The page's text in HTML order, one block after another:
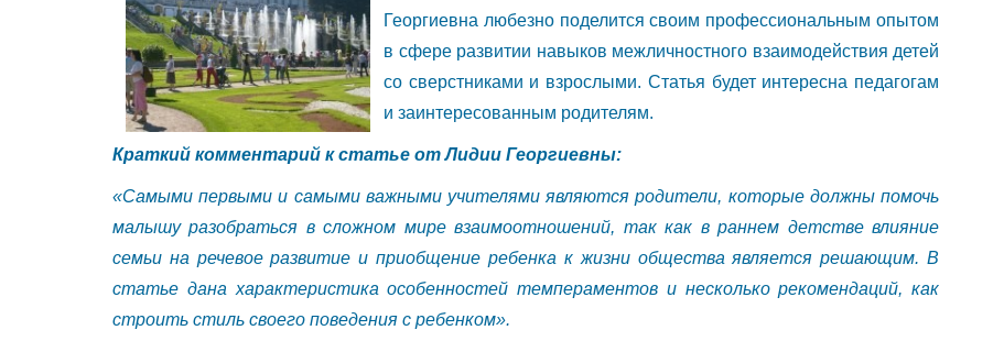
Георгиевна любезно поделится своим профессиональным опытом
в сфере развитии навыков межличностного взаимодействия детей
со сверстниками и взрослыми. Статья будет интересна педагогам
и заинтересованным родителям.
Краткий комментарий к статье от Лидии Георгиевны:
«Самыми первыми и самыми важными учителями являются родители, которые должны помочь
малышу разобраться в сложном мире взаимоотношений, так как в раннем детстве влияние
семьи на речевое развитие и приобщение ребенка к жизни общества является решающим. В
статье дана характеристика особенностей темпераментов и несколько рекомендаций, как
строить стиль своего поведения с ребенком».